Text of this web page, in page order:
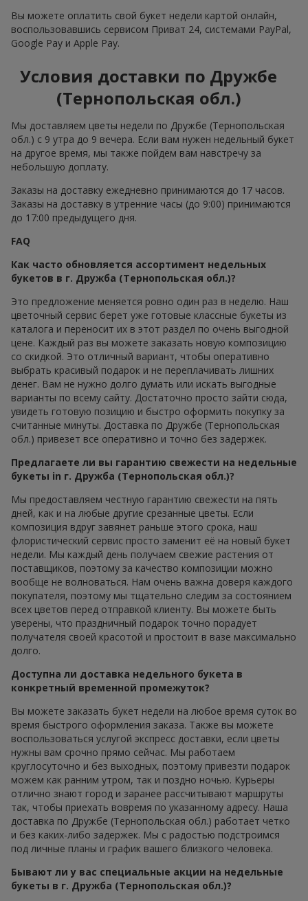
Вы можете оплатить свой букет недели картой онлайн,
воспользовавшись сервисом Приват 24, системами PayPal,
Google Pay и Apple Pay.
Условия доставки по Дружбе
(Тернопольская обл.)
Мы доставляем цветы недели по Дружбе (Тернопольская
обл.) с 9 утра до 9 вечера. Если вам нужен недельный букет
на другое время, мы также пойдем вам навстречу за
небольшую доплату.
Заказы на доставку ежедневно принимаются до 17 часов.
Заказы на доставку в утренние часы (до 9:00) принимаются
до 17:00 предыдущего дня.
FAQ
Как часто обновляется ассортимент недельных
букетов в г. Дружба (Тернопольская обл.)?
Это предложение меняется ровно один раз в неделю. Наш
цветочный сервис берет уже готовые классные букеты из
каталога и переносит их в этот раздел по очень выгодной
цене. Каждый раз вы можете заказать новую композицию
со скидкой. Это отличный вариант, чтобы оперативно
выбрать красивый подарок и не переплачивать лишних
денег. Вам не нужно долго думать или искать выгодные
варианты по всему сайту. Достаточно просто зайти сюда,
увидеть готовую позицию и быстро оформить покупку за
считанные минуты. Доставка по Дружбе (Тернопольская
обл.) привезет все оперативно и точно без задержек.
Предлагаете ли вы гарантию свежести на недельные
букеты in г. Дружба (Тернопольская обл.)?
Мы предоставляем честную гарантию свежести на пять
дней, как и на любые другие срезанные цветы. Если
композиция вдруг завянет раньше этого срока, наш
флористический сервис просто заменит её на новый букет
недели. Мы каждый день получаем свежие растения от
поставщиков, поэтому за качество композиции можно
вообще не волноваться. Нам очень важна доверя каждого
покупателя, поэтому мы тщательно следим за состоянием
всех цветов перед отправкой клиенту. Вы можете быть
уверены, что праздничный подарок точно порадует
получателя своей красотой и простоит в вазе максимально
долго.
Доступна ли доставка недельного букета в
конкретный временной промежуток?
Вы можете заказать букет недели на любое время суток во
время быстрого оформления заказа. Также вы можете
воспользоваться услугой экспресс доставки, если цветы
нужны вам срочно прямо сейчас. Мы работаем
круглосуточно и без выходных, поэтому привезти подарок
можем как ранним утром, так и поздно ночью. Курьеры
отлично знают город и заранее рассчитывают маршруты
так, чтобы приехать вовремя по указанному адресу. Наша
доставка по Дружбе (Тернопольская обл.) работает четко
и без каких-либо задержек. Мы с радостью подстроимся
под личные планы и график вашего близкого человека.
Бывают ли у вас специальные акции на недельные
букеты в г. Дружба (Тернопольская обл.)?